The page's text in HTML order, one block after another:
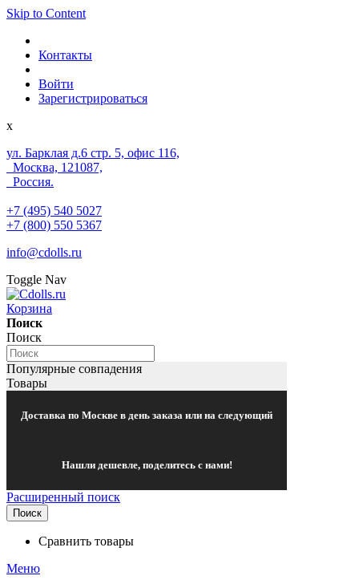
Skip to Content
Контакты
Войти
Зарегистрироваться
x
ул. Барклая д.6 стр. 5, офис 116,
Москва, 121087,
Россия.
+7 (495) 540 5027
+7 (800) 550 5367
info@cdolls.ru
Toggle Nav
Корзина
Поиск
Поиск
Популярные совпадения
Товары
Доставка по Москве в день заказа или на следующий
Нашли дешевле, поделитесь с нами!
Расширенный поиск
Поиск
Сравнить товары
Меню